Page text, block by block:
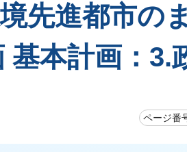
先進都市の
基本計画：3.
ページ番